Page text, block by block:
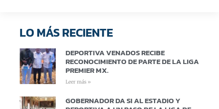
LO MÁS RECIENTE
DEPORTIVA VENADOS RECIBE
RECONOCIMIENTO DE PARTE DE LA LIGA
PREMIER MX.
Leer más »
GOBERNADOR DA SI AL ESTADIO Y